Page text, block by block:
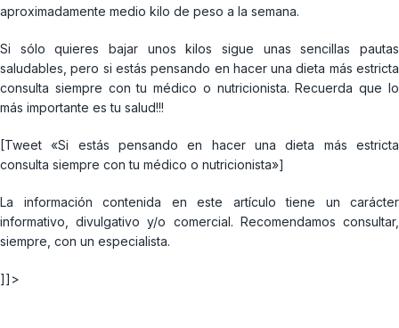
aproximadamente medio kilo de peso a la semana.
Si sólo quieres bajar unos kilos sigue unas sencillas pautas
saludables, pero si estás pensando en hacer una dieta más estricta
consulta siempre con tu médico o nutricionista. Recuerda que lo
más importante es tu salud!!!
[Tweet «Si estás pensando en hacer una dieta más estricta
consulta siempre con tu médico o nutricionista»]
La información contenida en este artículo tiene un carácter
informativo, divulgativo y/o comercial. Recomendamos consultar,
siempre, con un especialista.
]]>